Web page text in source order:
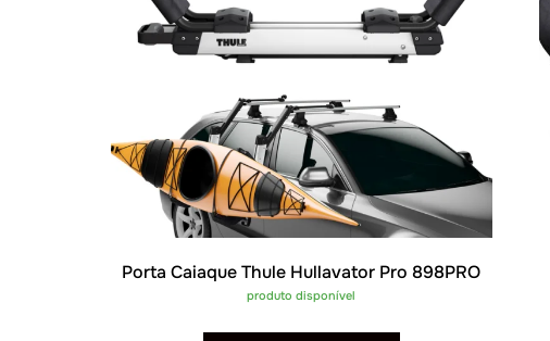
Porta Caiaque Thule Hullavator Pro 898PRO
produto disponível